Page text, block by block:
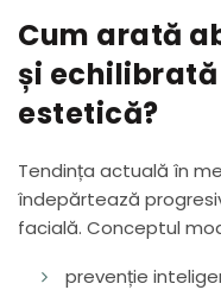
Cum arată
și
estetică?
Tendința actuală în
îndepărtează
facială. Conceptul
prevenție